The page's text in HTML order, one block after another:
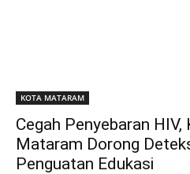
KOTA MATARAM
Cegah Penyebaran HIV,
Mataram Dorong
Penguatan Edukasi